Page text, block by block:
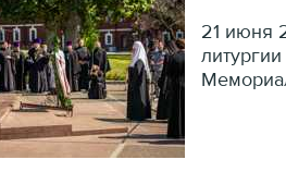
21 июня